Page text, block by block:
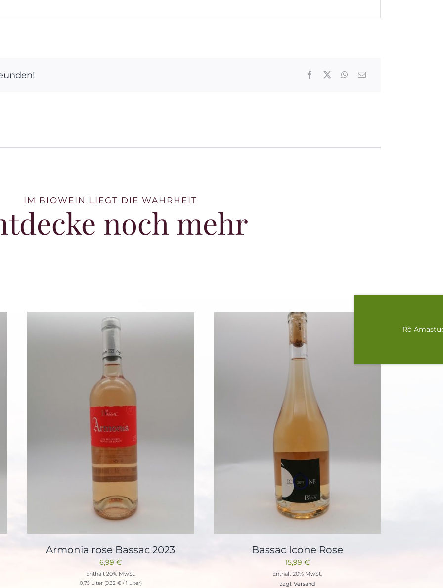
Rò
IM BIOWEIN LIEGT DIE WAHRHEIT
noch mehr
Armonia rose Bassac 2023
6,99€
Enthält 20% MwSt.
0,75 Liter (9,32 €/ 1 Liter)
Bassac Icone Rose
15,99 €
Enthält 20% MwSt.
zzgl. Versand